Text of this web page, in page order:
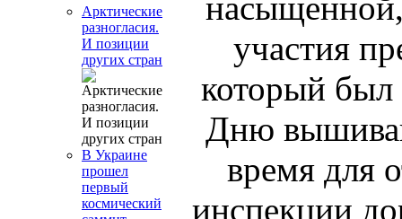
Арктические
разногласия.
И позиции
других стран
В Украине
прошел
первый
космический
участия
который был
Дню
время для
инспекции